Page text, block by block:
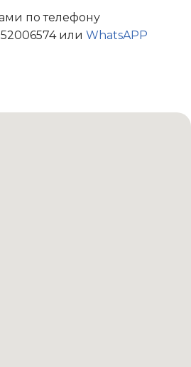
по телефону
или WhatsAPP